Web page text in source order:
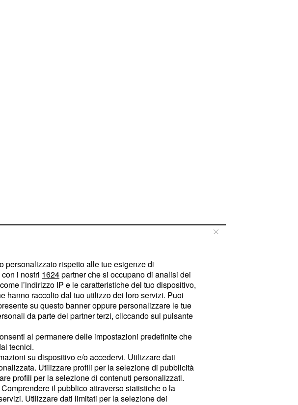
personalizzato rispetto alle tue esigenze di
i nostri 1624partner che si occupano di analisi dei
l’indirizzo IP e le caratteristiche del tuo dispositivo,
hanno raccolto dal tuo utilizzo dei loro servizi. Puoi
su questo banner oppure personalizzare le tue
da parte dei partner terzi, cliccando sul pulsante
al permanere delle impostazioni predefinite che
tecnici.
su dispositivo e/o accedervi. Utilizzare dati
Utilizzare profili per la selezione di pubblicità
profili per la selezione di contenuti personalizzati.
il pubblico attraverso statistiche o la
Utilizzare dati limitati per la selezione dei